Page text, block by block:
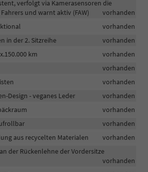
verfolgt via Kamerasensoren die
und warnt aktiv (FAW)
vorhanden
vorhanden
in der 2. Sitzreihe
vorhanden
km
vorhanden
vorhanden
vorhanden
Design - veganes Leder
vorhanden
vorhanden
vorhanden
aus recycelten Materialen
vorhanden
der Rückenlehne der Vordersitze
vorhanden